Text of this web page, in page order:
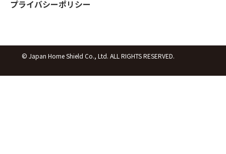
プライバシーポリシー
© Japan Home Shield Co., Ltd. ALL RIGHTS RESERVED.